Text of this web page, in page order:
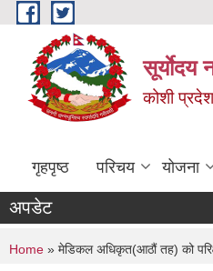
Skip to main content
सूर्याेदय
कोशी
गृहपृष्ठ परिचय योजना
अपडेट
You are here
Home » मेडिकल अधिकृत(आठौं तह) को